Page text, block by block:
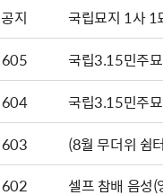
공지
국립묘지 1사 1
605
국립3.15민주
604
국립3.15민주
603
602
셀프 참배 음성